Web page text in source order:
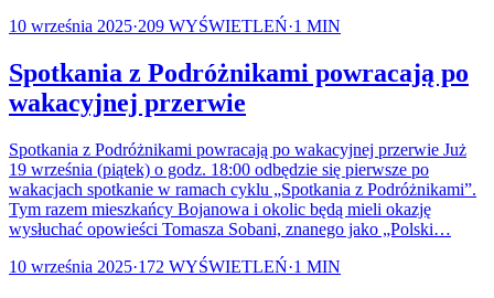
10 września 2025·209 WYŚWIETLEŃ·1 MIN
Spotkania z Podróżnikami powracają po
wakacyjnej przerwie
Spotkania z Podróżnikami powracają po wakacyjnej przerwie Już
19 września (piątek) o godz. 18:00 odbędzie się pierwsze po
wakacjach spotkanie w ramach cyklu „Spotkania z Podróżnikami”.
Tym razem mieszkańcy Bojanowa i okolic będą mieli okazję
wysłuchać opowieści Tomasza Sobani, znanego jako „Polski…
10 września 2025·172 WYŚWIETLEŃ·1 MIN